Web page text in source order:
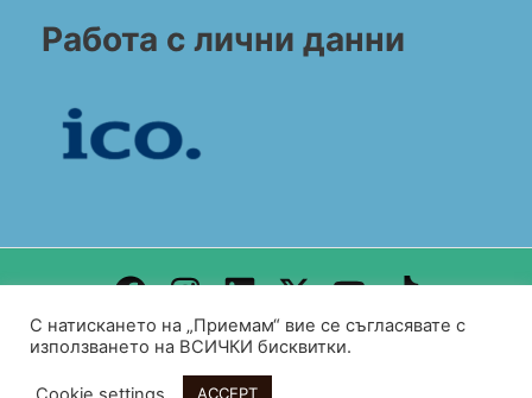
Работа с лични данни
Design by WEB DEV FOR ALL
С натискането на „Приемам“ вие се съгласявате с
използването на ВСИЧКИ бисквитки.
ACCEPT